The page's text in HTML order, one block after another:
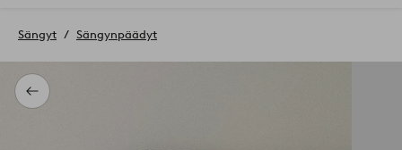
aloitussivulle
Takaisin
Sängyt Sängynpäädyt